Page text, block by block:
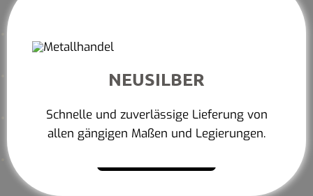
NEUSILBER
Schnelle und zuverlässige Lieferung von
allen gängigen Maßen und Legierungen.